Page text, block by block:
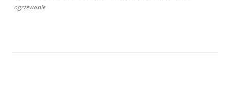
ogrzewanie